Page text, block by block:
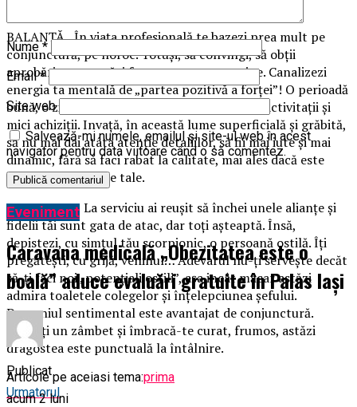
BALANŢĂ În viaţa profesională te bazezi prea mult pe
conjunctură, pe noroc. Totuşi, să convingi, să obţii
aprobări, pare astăzi foarte uşor pentru tine. Canalizezi
energia ta mentală de „partea pozitivă a forţei”! O perioadă
bună, o zi de pasaj, bună pentru planificarea activitaţii şi
mici achiziţii. Invaţă, în această lume superficială şi grăbită,
să nu mai dai atâta atenţie detaliilor, să fii mai iute şi mai
dinamic, fără să faci rabat la calitate, mai ales dacă este
vorba de interesele tale.
SCORPION La serviciu ai reuşit să închei unele alianţe şi
fidelii tăi sunt gata de atac, dar toţi aşteaptă. Însă,
depistezi, cu simţul tău scorpionic, o persoană ostilă. Îţi
pregăteşti, cu grijă, veninul… Adevarul nu-ţi serveşte decăt
să-ţi faci noi „potenţiali ostili”, aşa incât măcar astăzi
admira toaletele colegelor şi înţelepciunea şefului.
Domeniul sentimental este avantajat de conjunctură.
Pune-ţi un zâmbet şi îmbracă-te curat, frumos, astăzi
dragostea este punctuală la întâlnire.
Articole pe aceiasi tema:prima
Urmatorul
Nume*
Email*
Site web
Salvează-mi numele, emailul și site-ul web în acest
navigator pentru data viitoare când o să comentez.
Eveniment
Caravana medicală „Obezitatea este o
boală” aduce evaluări gratuite în Palas Iași
Publicat
acum 2 luni